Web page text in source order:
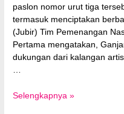
paslon nomor urut tiga
termasuk menciptakan
(Jubir) Tim Pemenangan
Pertama mengatakan,
dukungan dari kalangan
…
Dukung
Selengkapnya »